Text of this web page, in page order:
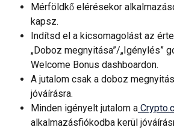
Mérföldkő elérésekor
kapsz.
Indítsd el a kicsomagolást az
„Doboz megnyitása”/„Igénylés”
Welcome Bonus dashboardon.
A jutalom csak a doboz
jóváírásra.
Minden igényelt jutalom a
alkalmazásfiókodba kerül